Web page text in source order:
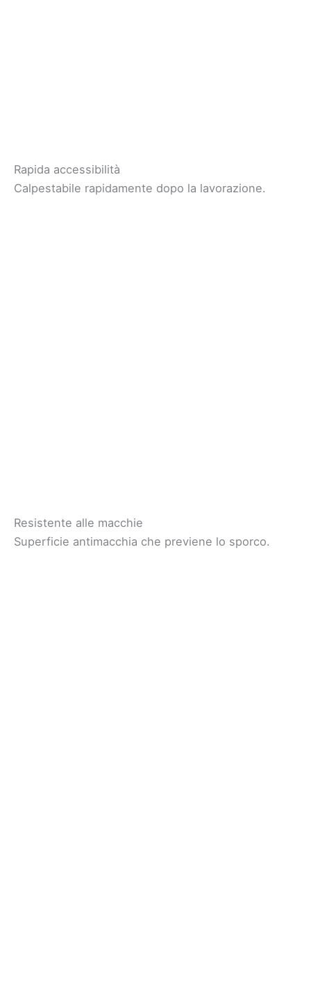
Rapida accessibilità
Calpestabile rapidamente dopo la lavorazione.
Resistente alle macchie
Superficie antimacchia che previene lo sporco.